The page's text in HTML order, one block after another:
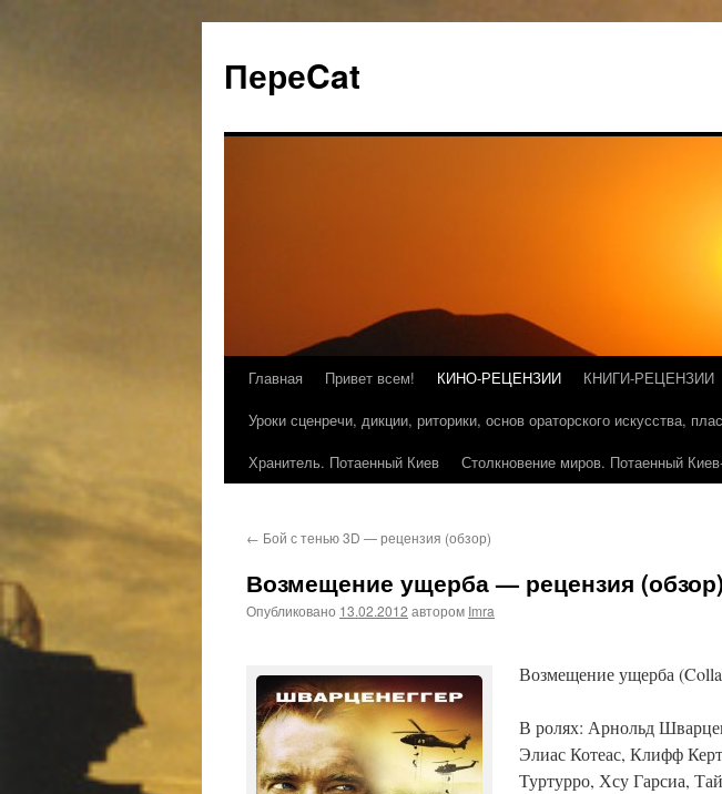
ПереCat
Главная Привет всем! КИНО-РЕЦЕНЗИИ КНИГИ-РЕЦЕНЗИИ
Уроки сценречи, дикции, риторики, основ ораторского искусства,
Хранитель. Потаенный Киев
Столкновение миров. Потаенный
← Бой с тенью 3D — рецензия (обзор)
Возмещение ущерба — рецензия (обзор)
Опубликовано 13.02.2012 автором Imra
Возмещение ущерба
В ролях: Арнольд
Элиас Котеас, Клифф
Туртурро, Хсу Гарсиа,